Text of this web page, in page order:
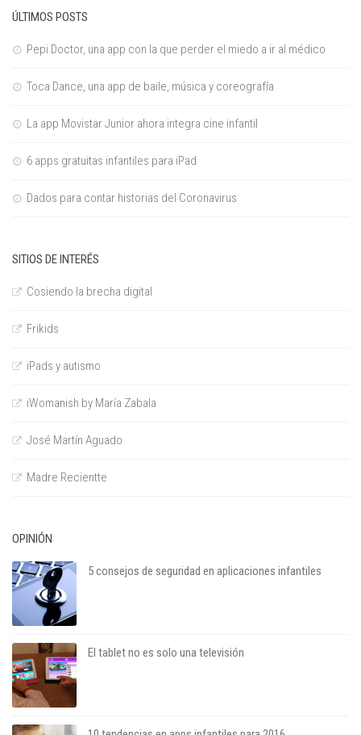
ÚLTIMOS POSTS
Pepi Doctor, una app con la que perder el miedo a ir al médico
Toca Dance, una app de baile, música y coreografía
La app Movistar Junior ahora integra cine infantil
6 apps gratuitas infantiles para iPad
Dados para contar historias del Coronavirus
SITIOS DE INTERÉS
Cosiendo la brecha digital
Frikids
iPads y autismo
iWomanish by María Zabala
José Martín Aguado
Madre Recientte
OPINIÓN
5 consejos de seguridad en aplicaciones infantiles
El tablet no es solo una televisión